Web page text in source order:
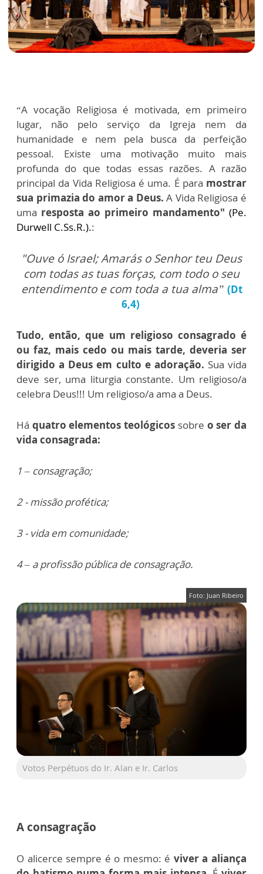
“A vocação Religiosa é motivada, em primeiro
lugar, não pelo serviço da Igreja nem da
humanidade e nem pela busca da perfeição
pessoal. Existe uma motivação muito mais
profunda do que todas essas razões. A razão
principal da Vida Religiosa é uma. É para mostrar
sua primazia do amor a Deus. A Vida Religiosa é
uma resposta ao primeiro mandamento" (Pe.
Durwell C.Ss.R.).:
"Ouve ó Israel; Amarás o Senhor teu Deus
com todas as tuas forças, com todo o seu
entendimento e com toda a tua alma” (Dt
6,4)
Tudo, então, que um religioso consagrado é
ou faz, mais cedo ou mais tarde, deveria ser
dirigido a Deus em culto e adoração. Sua vida
deve ser, uma liturgia constante. Um religioso/a
celebra Deus!!! Um religioso/a ama a Deus.
Há quatro elementos teológicos sobre o ser da
vida consagrada:
1 – consagração;
2 - missão profética;
3 - vida em comunidade;
4 – a profissão pública de consagração.
Foto: Juan Ribeiro
Votos Perpétuos do Ir. Alan e Ir. Carlos
A consagração
O alicerce sempre é o mesmo: é viver a aliança